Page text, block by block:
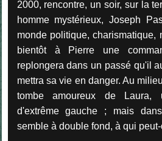
2000, rencontre, un soir, sur la
homme mystérieux, Joseph
monde politique, charismatique,
bientôt à Pierre une
replongera dans un passé qu'il
mettra sa vie en danger. Au
tombe amoureux de Laura,
d'extrême gauche ; mais
semble à double fond, à qui